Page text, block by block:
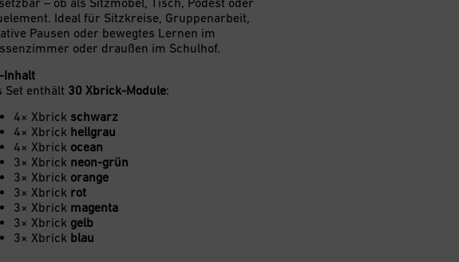
Ideal für Sitzkreise, Gruppenarbeit,
Pausen oder bewegtes Lernen im
oder draußen im Schulhof.
Inhalt
Set enthält 30 Xbrick-Module:
4× Xbrick schwarz
4× Xbrick hellgrau
4× Xbrick ocean
3× Xbrick neon-grün
3× Xbrick orange
3× Xbrick rot
3× Xbrick magenta
3× Xbrick gelb
3× Xbrick blau